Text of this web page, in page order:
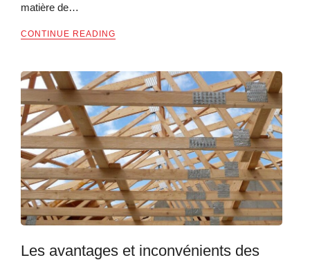
matière de…
CONTINUE READING
Les avantages et inconvénients des